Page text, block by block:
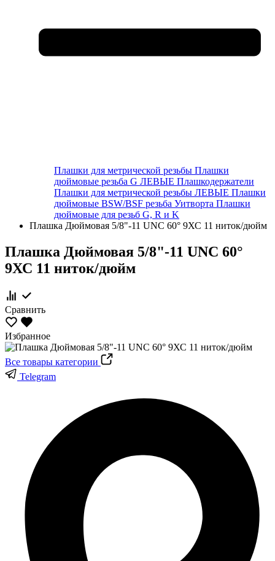
Плашки для метрической резьбы Плашки
дюймовые резьба G ЛЕВЫЕ Плашкодержатели
Плашки для метрической резьбы ЛЕВЫЕ Плашки
дюймовые BSW/BSF резьба Уитворта Плашки
дюймовые для резьб G, R и K
Плашка Дюймовая 5/8"-11 UNC 60° 9ХС 11 ниток/дюйм
Плашка Дюймовая 5/8"-11 UNC 60°
9ХС 11 ниток/дюйм
Сравнить
Избранное
Все товары категории
Telegram